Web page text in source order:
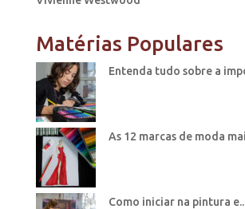
Matérias Populares
Entenda tudo sobre a
As 12 marcas de moda
Como iniciar na pintura